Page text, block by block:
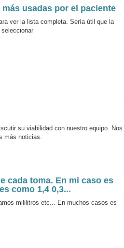
usadas por el paciente
ver la lista completa. Sería útil que la
su viabilidad con nuestro equipo. Nos
más noticias.
cada toma. En mi caso es
como 1,4 0,3...
mililitros etc... En muchos casos es